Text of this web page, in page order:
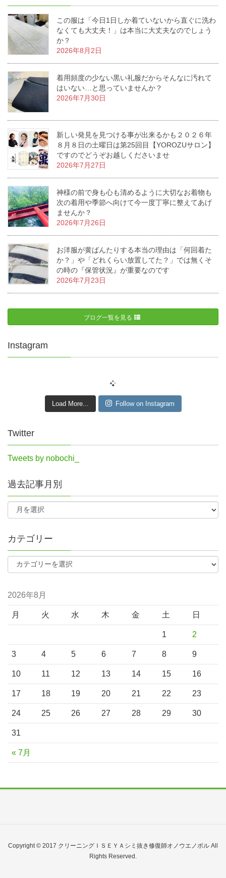
この服は「今日1日しか着ていないから直ぐに洗わ
なくても大丈夫！」は本当に大丈夫なのでしょう
か？
2026年8月2日
着用頻度の少ない黒い礼服だからそんなに汚れて
はいない…と思っていませんか？
2026年7月30日
新しい発見を見つける事が出来るかも２０２６年
８月８日の土曜日は第25回目【YOROZUサロン】
ですのでどうぞお越しくださいませ
2026年7月27日
神様の前で身も心も清めるように大切なお着物も
次の着用や季節へ向けて今一度丁寧に整えてあげ
ませんか？
2026年7月26日
お洋服が黄ばんたりする本当の理由は「何回着た
か？」や「どれくらい放置してた？」では無くそ
の時の『保管状況』が重要なのです
2026年7月23日
ブログ一覧を見る
Instagram
Load More... Follow on Instagram
Twitter
Tweets by nobochi_
過去記事月別
カテゴリー
2026年8月
月 火 水 木 金 土 日
« 7月
1 2
3 4 5 6 7 8 9
10 11 12 13 14 15 16
17 18 19 20 21 22 23
24 25 26 27 28 29 30
31
Copyright © 2017 クリーニングＩＳＥＹＡシミ抜き修復師オノウエノボル All
Rights Reserved.